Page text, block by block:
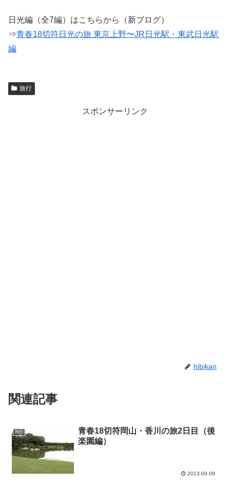
日光編（全7編）はこちらから（新ブログ）
⇒青春18切符日光の旅 東京上野〜JR日光駅・東武日光駅
編
旅行
スポンサーリンク
hibikan
関連記事
旅行
青春18切符岡山・香川の旅2日目（後
楽園編）
2013.09.09